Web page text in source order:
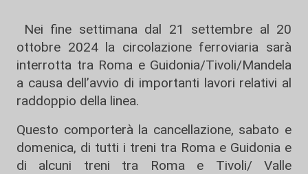
Nei fine settimana dal 21 settembre al 20
ottobre 2024 la circolazione ferroviaria sarà
interrotta tra Roma e Guidonia/Tivoli/Mandela
a causa dell’avvio di importanti lavori relativi al
raddoppio della linea.
Questo comporterà la cancellazione, sabato e
domenica, di tutti i treni tra Roma e Guidonia e
di alcuni treni tra Roma e Tivoli/ Valle